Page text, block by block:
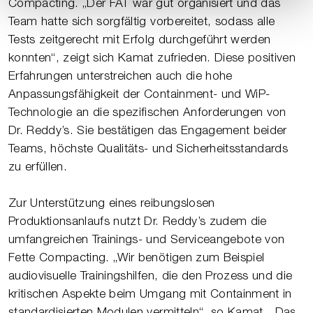
Compacting. „Der FAT war gut organisiert und das
Team hatte sich sorgfältig vorbereitet, sodass alle
Tests zeitgerecht mit Erfolg durchgeführt werden
konnten“, zeigt sich Kamat zufrieden. Diese positiven
Erfahrungen unterstreichen auch die hohe
Anpassungsfähigkeit der Containment- und WiP-
Technologie an die spezifischen Anforderungen von
Dr. Reddy’s. Sie bestätigen das Engagement beider
Teams, höchste Qualitäts- und Sicherheitsstandards
zu erfüllen.
Zur Unterstützung eines reibungslosen
Produktionsanlaufs nutzt Dr. Reddy’s zudem die
umfangreichen Trainings- und Serviceangebote von
Fette Compacting. „Wir benötigen zum Beispiel
audiovisuelle Trainingshilfen, die den Prozess und die
kritischen Aspekte beim Umgang mit Containment in